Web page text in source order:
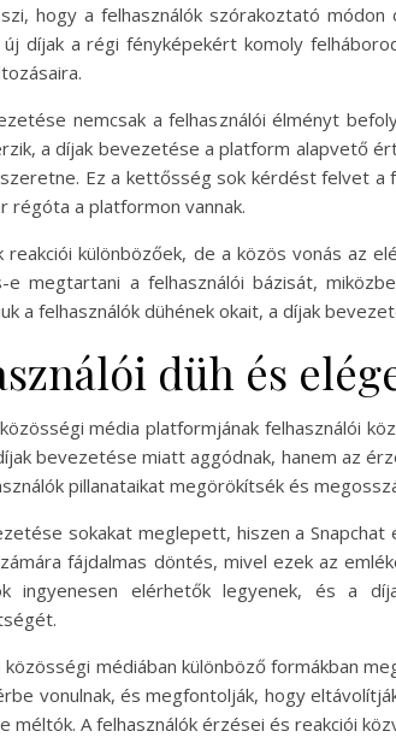
hogy a felhasználók szórakoztató módon
díjak a régi fényképekért komoly
nemcsak a felhasználói élményt
a díjak bevezetése a platform alapvető
Ez a kettősség sok kérdést felvet a
régóta a platformon vannak.
reakciói különbözőek, de a közös vonás az
e megtartani a felhasználói bázisát,
a felhasználók dühének okait, a díjak
düh és
média platformjának felhasználói
bevezetése miatt aggódnak, hanem az
pillanataikat megörökítsék és
sokakat meglepett, hiszen a
fájdalmas döntés, mivel ezek az
ingyenesen elérhetők legyenek, és a
közösségi médiában különböző formákban
vonulnak, és megfontolják, hogy
méltók. A felhasználók érzései és reakciói